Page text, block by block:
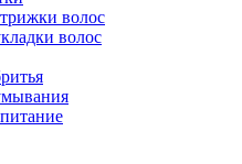
волос
волос